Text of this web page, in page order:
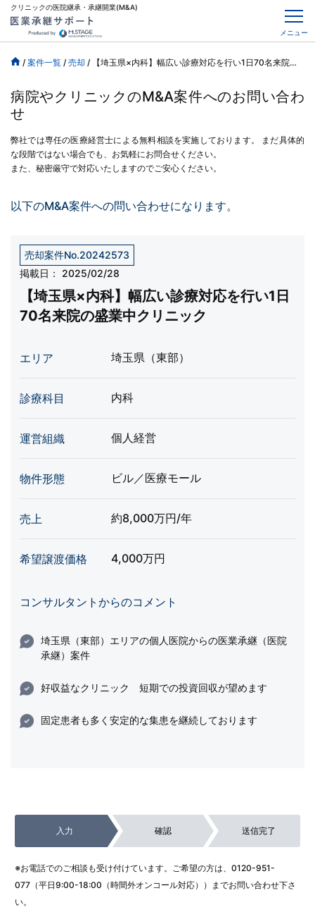
クリニックの医院継承・承継開業(M&A)
メニュー
/ 案件一覧 / 売却 / 【埼玉県×内科】幅広い診療対応を行い1日70名来院の盛業中クリニック
病院やクリニックのM&A案件へのお問い合わ
せ
弊社では専任の医療経営士による無料相談を実施しております。
まだ具体的
な段階ではない場合でも、お気軽にお問合せください。
また、秘密厳守で対応いたしますのでご安心ください。
以下のM&A案件への問い合わせになります。
売却案件No.20242573
掲載日：
2025/02/28
【埼玉県×内科】幅広い診療対応を行い1日
70名来院の盛業中クリニック
エリア 埼玉県（東部）
診療科目 内科
運営組織 個人経営
物件形態 ビル／医療モール
売上 約8,000万円/年
希望譲渡価格 4,000万円
コンサルタントからのコメント
埼玉県（東部）エリアの個人医院からの医業承継（医院
承継）案件
好収益なクリニック 短期での投資回収が望めます
固定患者も多く安定的な集患を継続しております
入力 確認 送信完了
※お電話でのご相談も受け付けています。ご希望の方は、 0120-951-
077 （平日9:00-18:00（時間外オンコール対応））までお問い合わせ下さ
い。